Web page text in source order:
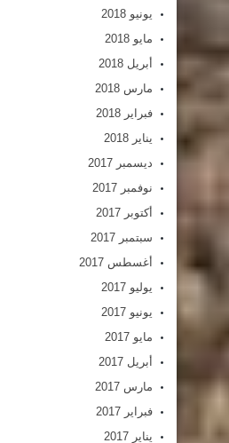
يونيو 2018
مايو 2018
أبريل 2018
مارس 2018
فبراير 2018
يناير 2018
ديسمبر 2017
نوفمبر 2017
أكتوبر 2017
سبتمبر 2017
أغسطس 2017
يوليو 2017
يونيو 2017
مايو 2017
أبريل 2017
مارس 2017
فبراير 2017
يناير 2017